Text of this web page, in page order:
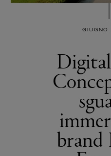
GIUGNO
brand